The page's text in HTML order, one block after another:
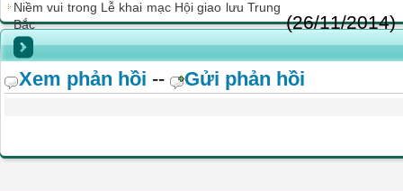
Niềm vui trong Lễ khai mạc Hội giao lưu Trung
Bắc
(26/11/2014)
Xem phản hồi -- Gửi phản hồi